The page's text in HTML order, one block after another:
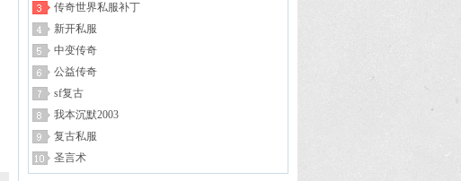
传奇世界私服补丁
新开私服
中变传奇
公益传奇
sf复古
我本沉默2003
复古私服
圣言术